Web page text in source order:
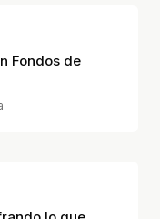
Fondos de